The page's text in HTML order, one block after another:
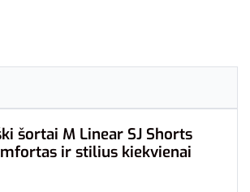
šortai M Linear SJ Shorts
ir stilius kiekvienai